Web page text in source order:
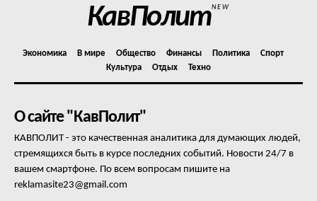
КавПолитNEW
Экономика В мире Общество Финансы Политика
Спорт
Культура
Отдых Техно
О сайте "КавПолит"
КАВПОЛИТ - это качественная аналитика для думающих людей,
стремящихся быть в курсе последних событий. Новости 24/7 в
вашем смартфоне. По всем вопросам пишите на
reklamasite23@gmail.com